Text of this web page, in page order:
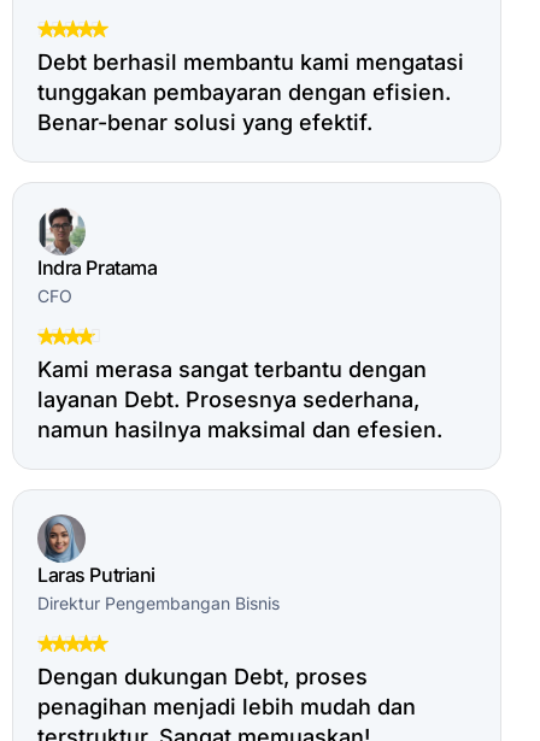
Debt berhasil membantu kami mengatasi
tunggakan pembayaran dengan efisien.
Benar-benar solusi yang efektif.
Indra Pratama
CFO
Kami merasa sangat terbantu dengan
layanan Debt. Prosesnya sederhana,
namun hasilnya maksimal dan efesien.
Laras Putriani
Direktur Pengembangan Bisnis
Dengan dukungan Debt, proses
penagihan menjadi lebih mudah dan